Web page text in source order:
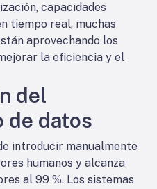
capacidades
tiempo real, muchas
aprovechando los
la eficiencia y el
del
de datos
introducir manualmente
humanos y alcanza
al 99 %. Los sistemas